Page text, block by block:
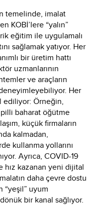
temelinde, imalat
KOBİ’lere “yalın”
eğitim ile uygulamalı
sağlamak yatıyor. Her
bir üretim hattı
uzmanlarının
ve araçların
deneyimleyebiliyor. Her
ediliyor: Örneğin,
baharat öğütme
küçük firmaların
kalmadan,
kullanma yollarını
Ayrıca, COVID-19
hız kazanan yeni dijital
daha çevre dostu
“yeşil” uyum
bir kanal sağlıyor.